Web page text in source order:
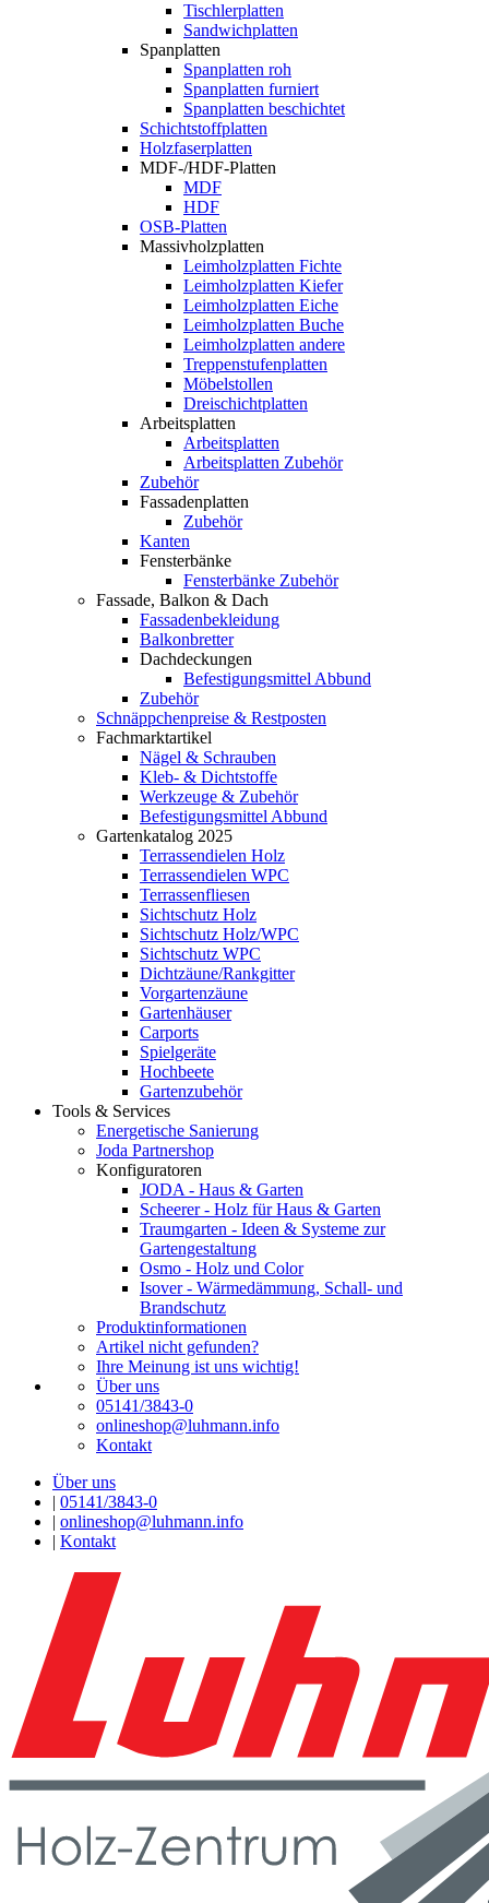
Tischlerplatten
Sandwichplatten
Spanplatten
Spanplatten roh
Spanplatten furniert
Spanplatten beschichtet
Schichtstoffplatten
Holzfaserplatten
MDF-/HDF-Platten
MDF
HDF
OSB-Platten
Massivholzplatten
Leimholzplatten Fichte
Leimholzplatten Kiefer
Leimholzplatten Eiche
Leimholzplatten Buche
Leimholzplatten andere
Treppenstufenplatten
Möbelstollen
Dreischichtplatten
Arbeitsplatten
Arbeitsplatten
Arbeitsplatten Zubehör
Zubehör
Fassadenplatten
Zubehör
Kanten
Fensterbänke
Fensterbänke Zubehör
Fassade, Balkon & Dach
Fassadenbekleidung
Balkonbretter
Dachdeckungen
Befestigungsmittel Abbund
Zubehör
Schnäppchenpreise & Restposten
Fachmarktartikel
Nägel & Schrauben
Kleb- & Dichtstoffe
Werkzeuge & Zubehör
Befestigungsmittel Abbund
Gartenkatalog 2025
Terrassendielen Holz
Terrassendielen WPC
Terrassenfliesen
Sichtschutz Holz
Sichtschutz Holz/WPC
Sichtschutz WPC
Dichtzäune/Rankgitter
Vorgartenzäune
Gartenhäuser
Carports
Spielgeräte
Hochbeete
Gartenzubehör
Tools & Services
Energetische Sanierung
Joda Partnershop
Konfiguratoren
JODA - Haus & Garten
Scheerer - Holz für Haus & Garten
Traumgarten - Ideen & Systeme zur
Gartengestaltung
Osmo - Holz und Color
Isover - Wärmedämmung, Schall- und
Brandschutz
Produktinformationen
Artikel nicht gefunden?
Ihre Meinung ist uns wichtig!
Über uns
05141/3843-0
onlineshop@luhmann.info
Kontakt
Über uns
| 05141/3843-0
| onlineshop@luhmann.info
| Kontakt